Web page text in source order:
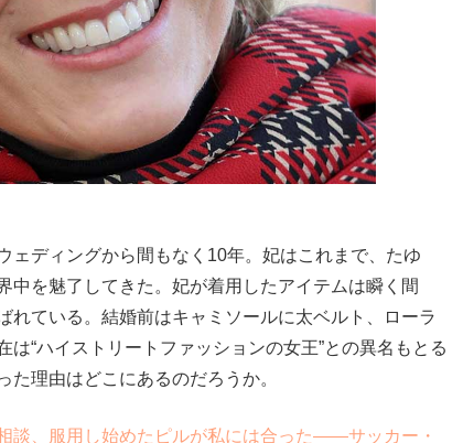
ディングから間もなく10年。妃はこれまで、たゆ
中を魅了してきた。妃が着用したアイテムは瞬く間
れている。結婚前はキャミソールに太ベルト、ローラ
“ハイストリートファッションの女王”との異名もとる
理由はどこにあるのだろうか。
、服用し始めたピルが私には合った――サッカー・